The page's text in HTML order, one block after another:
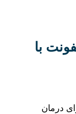
با
درمان